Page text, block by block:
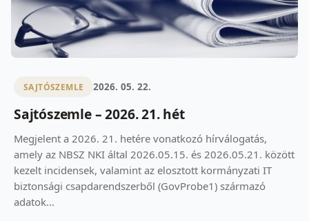
SAJTÓSZEMLE 2026. 05. 22.
Sajtószemle – 2026. 21. hét
Megjelent a 2026. 21. hetére vonatkozó hírválogatás,
amely az NBSZ NKI által 2026.05.15. és 2026.05.21. között
kezelt incidensek, valamint az elosztott kormányzati IT
biztonsági csapdarendszerből (GovProbe1) származó
adatok...